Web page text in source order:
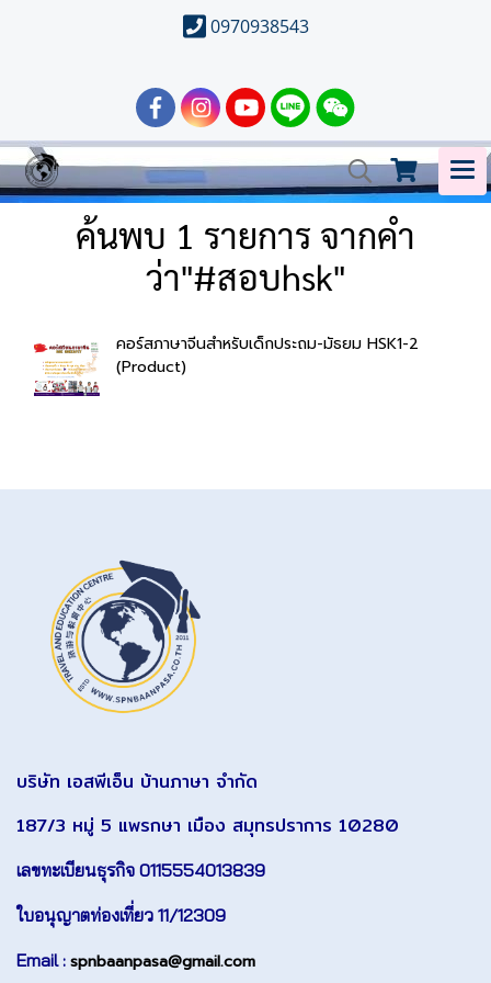
0970938543
ค้นพบ 1 รายการ จากคำ
ว่า"#สอบhsk"
คอร์สภาษาจีนสำหรับเด็กประถม-มัธยม HSK1-2
(Product)
บริษัท เอสพีเอ็น บ้านภาษา จำกัด
187/3 หมู่ 5 แพรกษา เมือง สมุทรปราการ 10280
เลขทะเบียนธุรกิจ 0115554013839
ใบอนุญาตท่องเที่ยว 11/12309
Email : spnbaanpasa@gmail.com